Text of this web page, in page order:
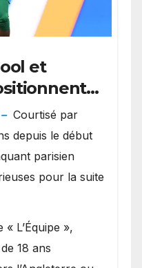
et
Courtisé par
depuis le début
parisien
pour la suite
L’Équipe »,
18 ans